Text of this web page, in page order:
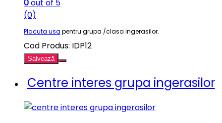
0out of 5
(0)
Placuta usa pentru grupa /clasa ingerasilor.
Cod Produs: IDP12
Salvează
Centre interes grupa ingerasilor